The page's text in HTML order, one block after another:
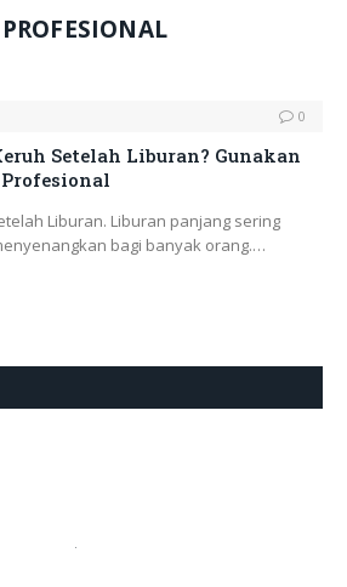
0
Setelah Liburan? Gunakan
Liburan. Liburan panjang sering
bagi banyak orang.…